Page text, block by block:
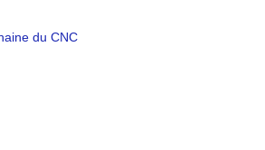
du CNC